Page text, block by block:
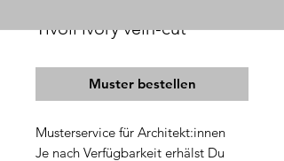
Tivoli ivory vein-cut
Muster bestellen
Musterservice für Architekt:innen
Je nach Verfügbarkeit erhälst Du